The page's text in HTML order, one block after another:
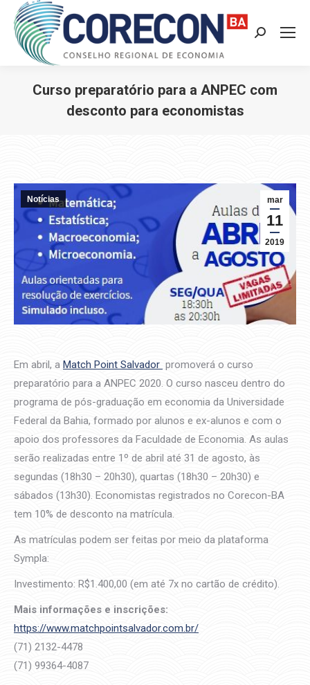
Search:
Curso preparatório para a ANPEC com
desconto para economistas
mar
11
2019
Notícias
Em abril, a Match Point Salvador promoverá o curso
preparatório para a ANPEC 2020. O curso nasceu dentro do
programa de pós-graduação em economia da Universidade
Federal da Bahia, formado por alunos e ex-alunos e com o
apoio dos professores da Faculdade de Economia. As aulas
serão realizadas entre 1º de abril até 31 de agosto, às
segundas (18h30 – 20h30), quartas (18h30 – 20h30) e
sábados (13h30). Economistas registrados no Corecon-BA
tem 10% de desconto na matrícula.
As matrículas podem ser feitas por meio da plataforma
Sympla:
Investimento: R$1.400,00 (em até 7x no cartão de crédito).
Mais informações e inscrições:
https://www.matchpointsalvador.com.br/
(71) 2132-4478
(71) 99364-4087